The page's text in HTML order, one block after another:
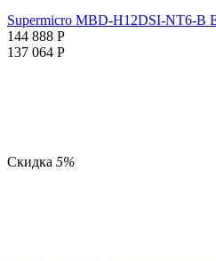
Supermicro MBD-H12DSI-NT6-B
144 888 Р
137 064 Р
Скидка 5%